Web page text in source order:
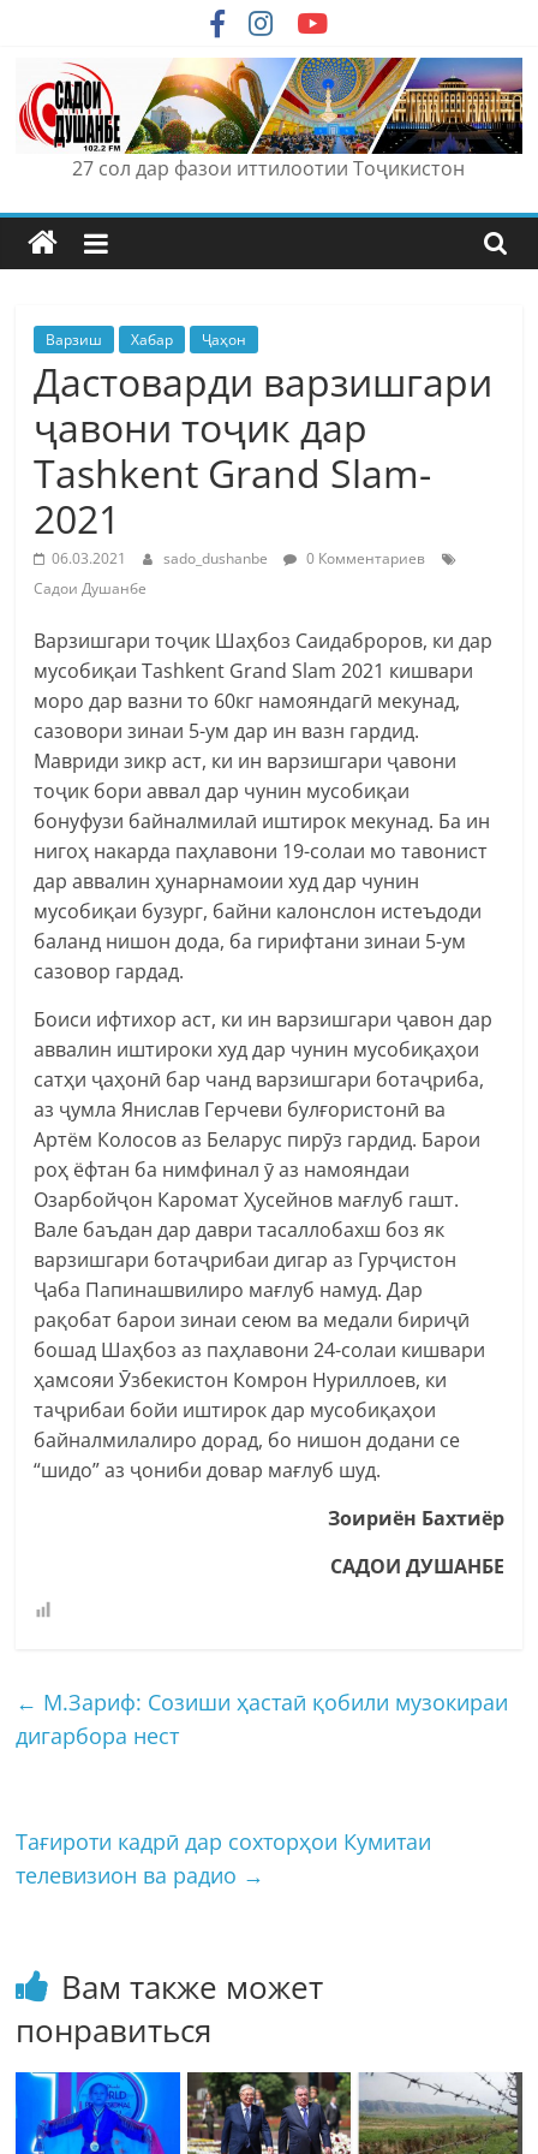
content
27 сол дар фазои иттилоотии Тоҷикистон
Варзиш Хабар Ҷаҳон
Дастоварди варзишгари
ҷавони тоҷик дар
Tashkent Grand Slam-
2021
06.03.2021 sado_dushanbe
0 Комментариев
Садои Душанбе
Варзишгари тоҷик Шаҳбоз Саидаброров, ки дар
мусобиқаи Tashkent Grand Slam 2021 кишвари
моро дар вазни то 60кг намояндагӣ мекунад,
сазовори зинаи 5-ум дар ин вазн гардид.
Мавриди зикр аст, ки ин варзишгари ҷавони
тоҷик бори аввал дар чунин мусобиқаи
бонуфузи байналмилаӣ иштирок мекунад. Ба ин
нигоҳ накарда паҳлавони 19-солаи мо тавонист
дар аввалин ҳунарнамоии худ дар чунин
мусобиқаи бузург, байни калонслон истеъдоди
баланд нишон дода, ба гирифтани зинаи 5-ум
сазовор гардад.
Боиси ифтихор аст, ки ин варзишгари ҷавон дар
аввалин иштироки худ дар чунин мусобиқаҳои
сатҳи ҷаҳонӣ бар чанд варзишгари ботаҷриба,
аз ҷумла Янислав Герчеви булғористонӣ ва
Артём Колосов аз Беларус пирӯз гардид. Барои
роҳ ёфтан ба нимфинал ӯ аз намояндаи
Озарбойҷон Каромат Ҳусейнов мағлуб гашт.
Вале баъдан дар даври тасаллобахш боз як
варзишгари ботаҷрибаи дигар аз Гурҷистон
Ҷаба Папинашвилиро мағлуб намуд. Дар
рақобат барои зинаи сеюм ва медали бириҷӣ
бошад Шаҳбоз аз паҳлавони 24-солаи кишвари
ҳамсояи Ӯзбекистон Комрон Нуриллоев, ки
таҷрибаи бойи иштирок дар мусобиқаҳои
байналмилалиро дорад, бо нишон додани се
“шидо” аз ҷониби довар мағлуб шуд.
Зоириён Бахтиёр
САДОИ ДУШАНБЕ
← М.Зариф: Созиши ҳастаӣ қобили музокираи
дигарбора нест
Тағироти кадрӣ дар сохторҳои Кумитаи
телевизион ва радио →
Вам также может
понравиться